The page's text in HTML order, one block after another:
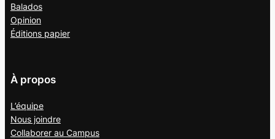
Balados
Opinion
Éditions papier
À propos
L’équipe
Nous joindre
Collaborer au Campus